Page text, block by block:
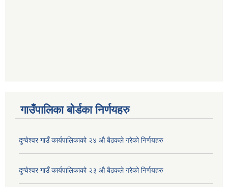
गाउँपालिका बोर्डका निर्णयहरु
दुप्चेश्वर गाउँ कार्यपालिकाको २४ औ बैठकले गरेको निर्णयहरु
दुप्चेश्वर गाउँ कार्यपालिकाको २३ औ बैठकले गरेको निर्णयहरु